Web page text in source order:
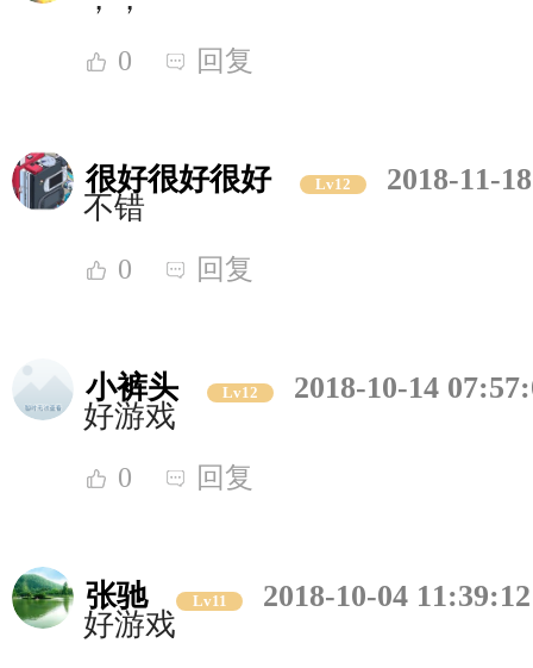
0 回复
很好很好很好 Lv12
2018-11-
不错
0 回复
小裤头 Lv12
2018-10-14
好游戏
0 回复
张驰 Lv11
2018-10-04 11:39:12
好游戏